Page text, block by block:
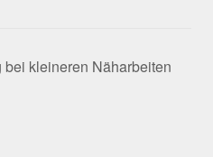
kleineren Näharbeiten